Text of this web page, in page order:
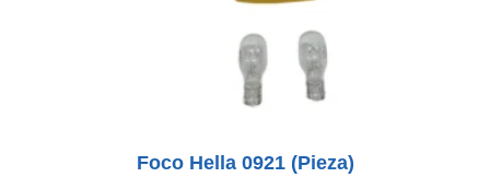
Foco Hella 0921 (pieza)